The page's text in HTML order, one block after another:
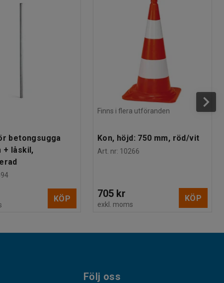
betongsugga
+ låskil,
KÖP
Finns i flera utföranden
Kon, höjd: 750 mm, röd/vit
Art. nr: 10266
705 kr
exkl. moms
KÖP
Följ oss